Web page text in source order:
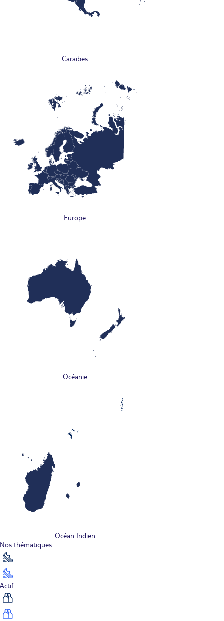
Caraïbes
Europe
Océanie
Océan Indien
Nos thématiques
Actif